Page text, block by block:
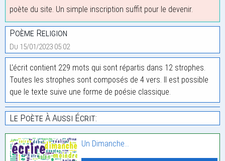
poète du site. Un simple inscription suffit pour le devenir.
Poème Religion
Du 15/01/2023 05:02
L'écrit contient 229 mots qui sont répartis dans 12 strophes.
Toutes les strophes sont composés de 4 vers. Il est possible
que le texte suive une forme de poésie classique.
Le Poète À Aussi Écrit:
Un Dimanche…